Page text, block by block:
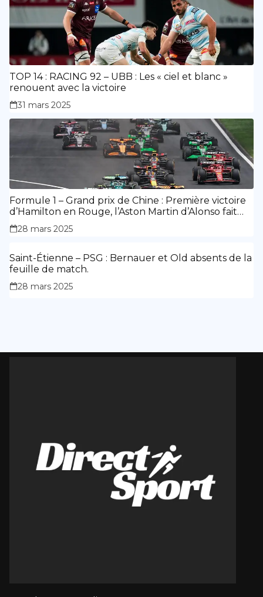
TOP 14 : RACING 92 – UBB : Les « ciel et blanc »
renouent avec la victoire
31 mars 2025
Formule 1 – Grand prix de Chine : Première victoire
d’Hamilton en Rouge, l’Aston Martin d’Alonso fait
des siennes.
28 mars 2025
Saint-Étienne – PSG : Bernauer et Old absents de la
feuille de match.
28 mars 2025